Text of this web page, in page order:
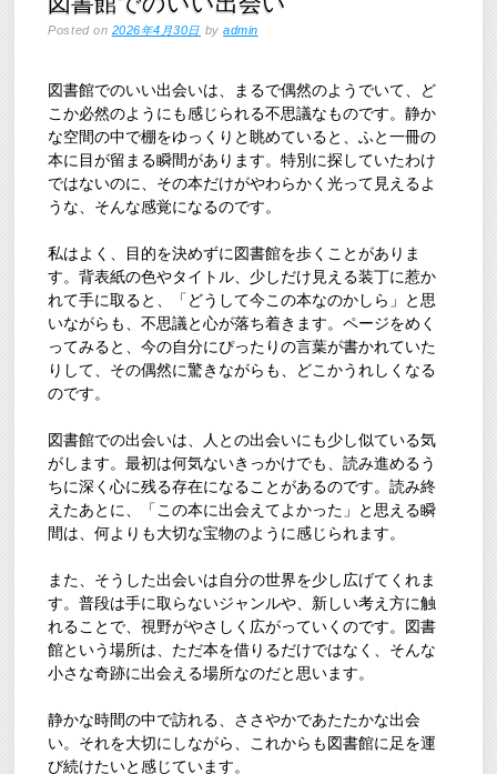
Posted on 2026年4月30日 byadmin
図書館でのいい出会いは、まるで偶然のようでいて、ど
こか必然のようにも感じられる不思議なものです。静か
な空間の中で棚をゆっくりと眺めていると、ふと一冊の
本に目が留まる瞬間があります。特別に探していたわけ
ではないのに、その本だけがやわらかく光って見えるよ
うな、そんな感覚になるのです。
私はよく、目的を決めずに図書館を歩くことがありま
す。背表紙の色やタイトル、少しだけ見える装丁に惹か
れて手に取ると、「どうして今この本なのかしら」と思
いながらも、不思議と心が落ち着きます。ページをめく
ってみると、今の自分にぴったりの言葉が書かれていた
りして、その偶然に驚きながらも、どこかうれしくなる
のです。
図書館での出会いは、人との出会いにも少し似ている気
がします。最初は何気ないきっかけでも、読み進めるう
ちに深く心に残る存在になることがあるのです。読み終
えたあとに、「この本に出会えてよかった」と思える瞬
間は、何よりも大切な宝物のように感じられます。
また、そうした出会いは自分の世界を少し広げてくれま
す。普段は手に取らないジャンルや、新しい考え方に触
れることで、視野がやさしく広がっていくのです。図書
館という場所は、ただ本を借りるだけではなく、そんな
小さな奇跡に出会える場所なのだと思います。
静かな時間の中で訪れる、ささやかであたたかな出会
い。それを大切にしながら、これからも図書館に足を運
び続けたいと感じています。